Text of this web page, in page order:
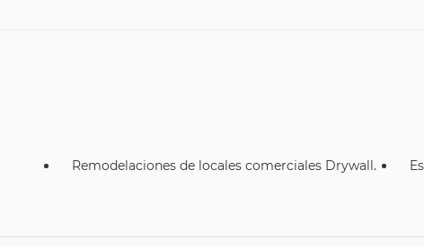
Remodelaciones de locales comerciales Drywall.